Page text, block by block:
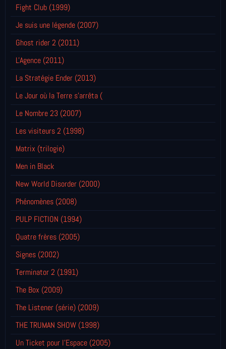
Fight Club (1999)
Je suis une légende (2007)
Ghost rider 2 (2011)
L'Agence (2011)
La Stratégie Ender (2013)
Le Jour où la Terre s'arrêta (
Le Nombre 23 (2007)
Les visiteurs 2 (1998)
Matrix (trilogie)
Men in Black
New World Disorder (2000)
Phénomènes (2008)
PULP FICTION (1994)
Quatre frères (2005)
Signes (2002)
Terminator 2 (1991)
The Box (2009)
The Listener (série) (2009)
THE TRUMAN SHOW (1998)
Un Ticket pour l'Espace (2005)